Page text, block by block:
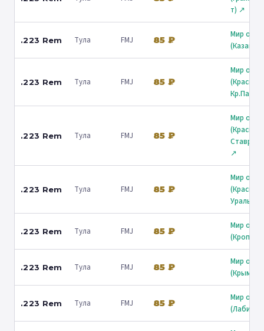
т) ↗
.223 Rem Тула FMJ 85 ₽
Мир
(Казань)
.223 Rem Тула FMJ 85 ₽
Мир
.223 Rem Тула FMJ 85 ₽
Мир
↗
.223 Rem Тула FMJ 85 ₽
Мир
.223 Rem Тула FMJ 85 ₽
Мир
.223 Rem Тула FMJ 85 ₽
Мир
(Крымск)
.223 Rem Тула FMJ 85 ₽
Мир